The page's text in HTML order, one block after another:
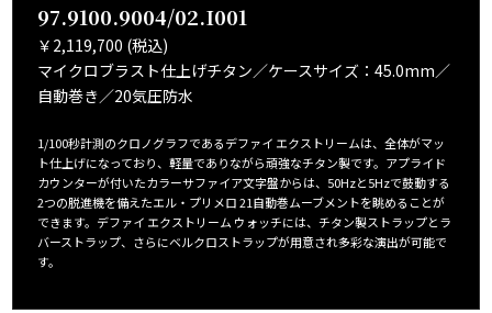
97.9100.9004/02.I001
￥2,119,700 (税込)
マイクロブラスト仕上げチタン／ケースサイズ：45.0mm／
自動巻き／20気圧防水
1/100秒計測のクロノグラフであるデファイ エクストリームは、全体がマッ
ト仕上げになっており、軽量でありながら頑強なチタン製です。アプライド
カウンターが付いたカラーサファイア文字盤からは、50Hzと5Hzで鼓動する
2つの脱進機を備えたエル・プリメロ 21自動巻ムーブメントを眺めることが
できます。デファイ エクストリーム ウォッチには、チタン製ストラップとラ
バーストラップ、さらにベルクロストラップが用意され多彩な演出が可能で
す。